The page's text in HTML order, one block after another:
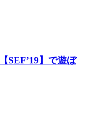
SEF’19】で遊ぼ